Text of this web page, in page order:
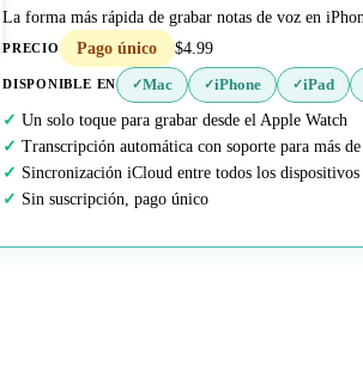
La forma más rápida de grabar notas de voz en
PRECIO Pago único $4.99
DISPONIBLE EN ✓Mac ✓iPhone ✓iPad
Un solo toque para grabar desde el Apple Watch
Transcripción automática con soporte para más
Sincronización iCloud entre todos los dispositivos
Sin suscripción, pago único